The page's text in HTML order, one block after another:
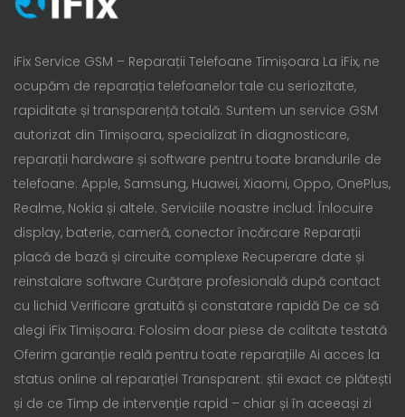
iFix Service GSM – Reparații Telefoane Timișoara La iFix, ne
ocupăm de reparația telefoanelor tale cu seriozitate,
rapiditate și transparență totală. Suntem un service GSM
autorizat din Timișoara, specializat în diagnosticare,
reparații hardware și software pentru toate brandurile de
telefoane: Apple, Samsung, Huawei, Xiaomi, Oppo, OnePlus,
Realme, Nokia și altele. Serviciile noastre includ: Înlocuire
display, baterie, cameră, conector încărcare Reparații
placă de bază și circuite complexe Recuperare date și
reinstalare software Curățare profesională după contact
cu lichid Verificare gratuită și constatare rapidă De ce să
alegi iFix Timișoara: Folosim doar piese de calitate testată
Oferim garanție reală pentru toate reparațiile Ai acces la
status online al reparației Transparent: știi exact ce plătești
și de ce Timp de intervenție rapid – chiar și în aceeași zi